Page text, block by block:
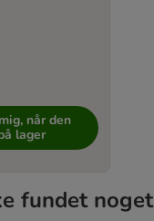
når den
lager
fundet